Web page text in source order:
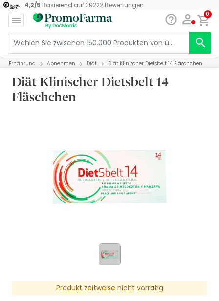
4,2/5 Basierend auf39222Bewertungen
0
Ernährung Abnehmen Diät Diät Klinischer Dietsbelt 14 Fläschchen
Diät Klinischer Dietsbelt 14
Fläschchen
Produkt zeitweise nicht vorrätig